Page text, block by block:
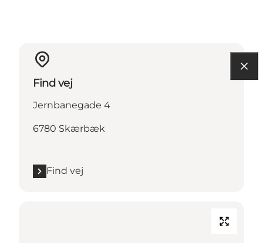
Find vej
Jernbanegade 4
6780 Skærbæk
Find vej